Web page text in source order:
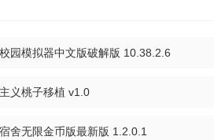
园模拟器中文版破解版 10.38.2.6
义桃子移植 v1.0
舍无限金币版最新版 1.2.0.1